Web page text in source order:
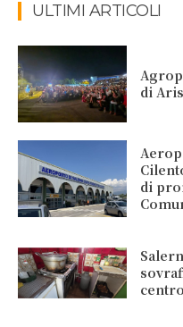
ULTIMI ARTICOLI
di
di